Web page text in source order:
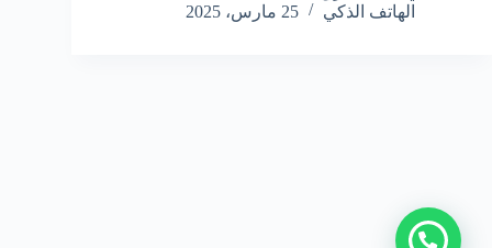
الهاتف الذكي
25 مارس، 2025